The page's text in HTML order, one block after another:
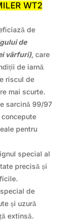
WT2
de
de
vârfuri), care
de iarnă
riscul de
mai scurte.
sarcină 99/97
pentru
special al
precisă și
de
și uzură
extinsă.